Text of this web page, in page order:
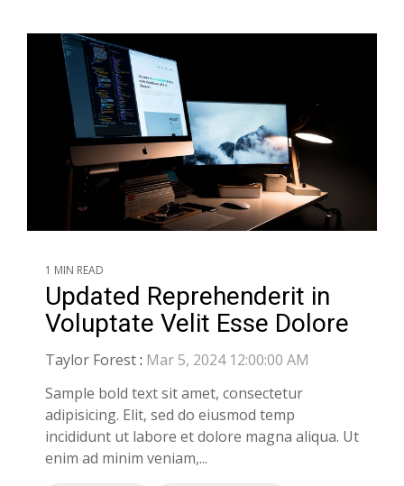
1 MIN READ
Updated Reprehenderit in
Voluptate Velit Esse Dolore
Taylor Forest: Mar 5, 2024 12:00:00 AM
Sample bold text sit amet, consectetur
adipisicing. Elit, sed do eiusmod temp
incididunt ut labore et dolore magna aliqua. Ut
enim ad minim veniam,...